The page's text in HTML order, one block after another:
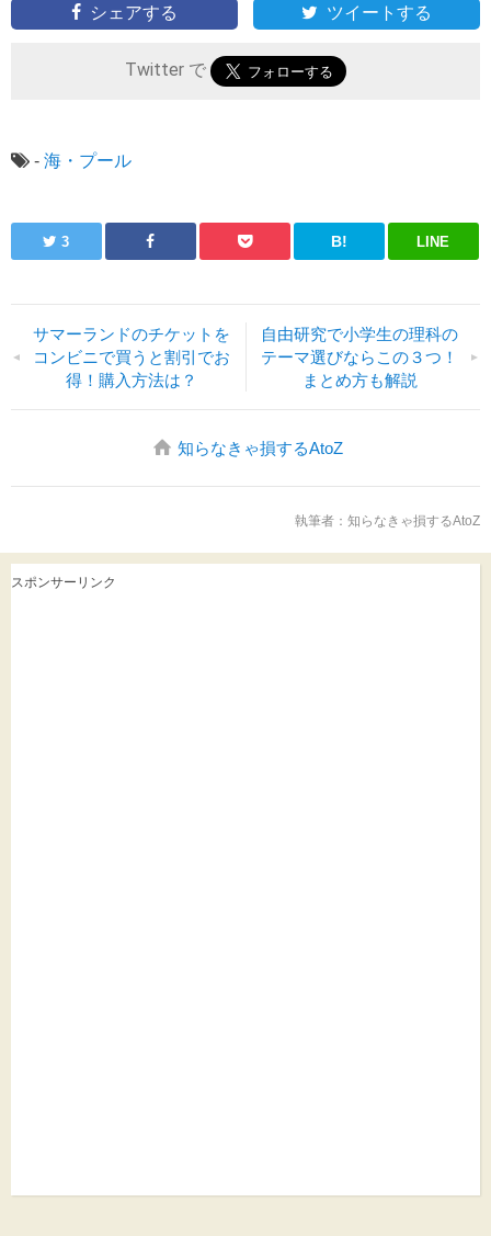
シェアする ツイートする
Twitter で
- 海・プール
3 B! LINE
▼
サマーランドのチケットを
コンビニで買うと割引でお
得！購入方法は？
▲
自由研究で小学生の理科の
テーマ選びならこの３つ！
まとめ方も解説
知らなきゃ損するAtoZ
執筆者： 知らなきゃ損するAtoZ
スポンサーリンク